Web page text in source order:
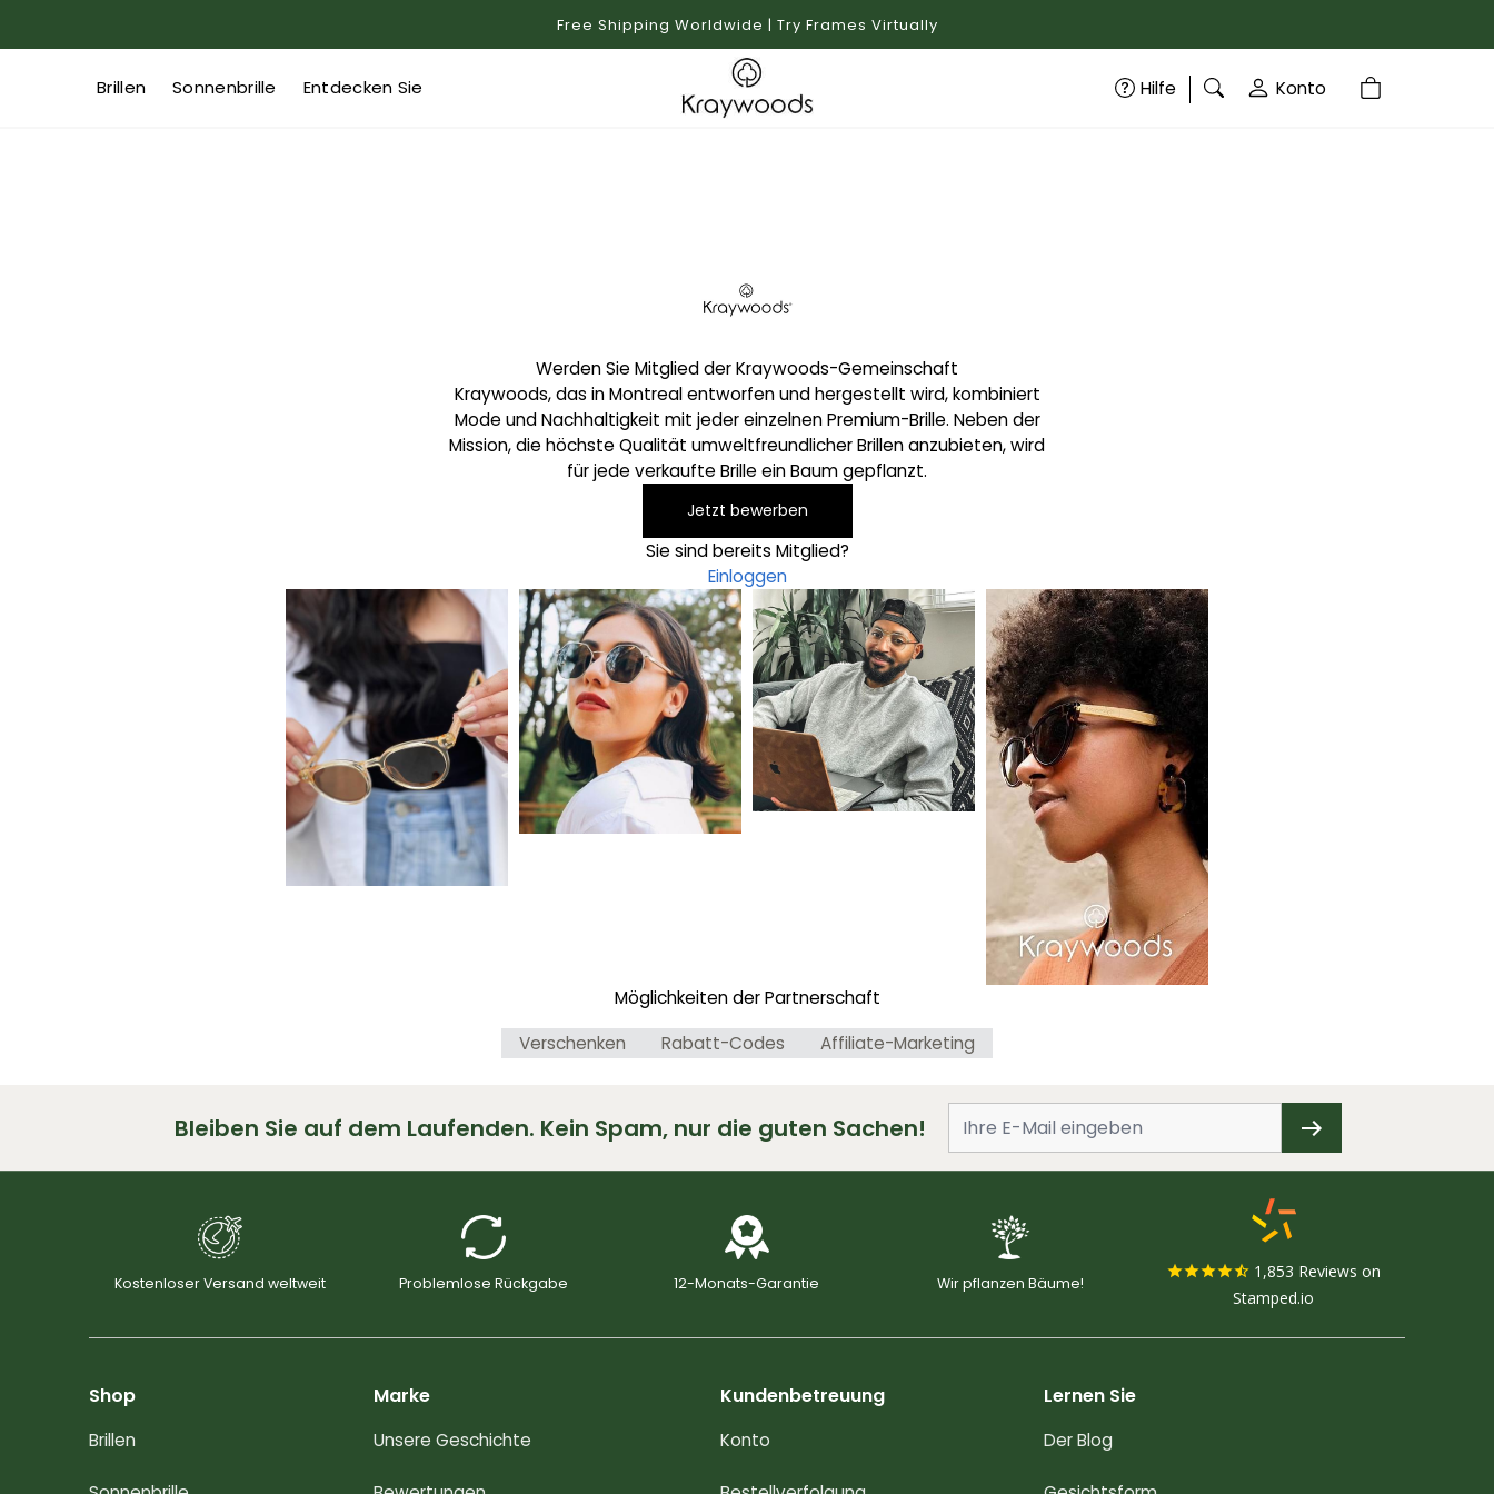
Free Shipping Worldwide | Try Frames Virtually
Brillen Sonnenbrille Entdecken Sie Hilfe Konto
Werden Sie Mitglied der Kraywoods-Gemeinschaft
Kraywoods, das in Montreal entworfen und hergestellt wird, kombiniert
Mode und Nachhaltigkeit mit jeder einzelnen Premium-Brille. Neben der
Mission, die höchste Qualität umweltfreundlicher Brillen anzubieten, wird
für jede verkaufte Brille ein Baum gepflanzt.
Jetzt bewerben
Sie sind bereits Mitglied?
Einloggen
Möglichkeiten der Partnerschaft
Verschenken
Rabatt-Codes Affiliate-Marketing
Bleiben Sie auf dem Laufenden. Kein Spam, nur die guten Sachen!
Kostenloser Versand weltweit Problemlose Rückgabe 12-Monats-Garantie Wir pflanzen Bäume!
1,853 Reviews on
Stamped.io
Shop
Brillen
Marke
Unsere Geschichte
Kundenbetreuung
Konto
Lernen Sie
Der Blog